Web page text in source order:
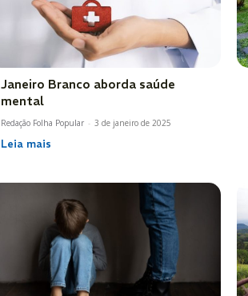
Janeiro Branco aborda saúde
mental
Redação Folha Popular - 3 de janeiro de 2025
Leia mais